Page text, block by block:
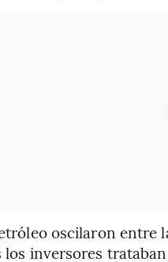
oscilaron entre
inversores